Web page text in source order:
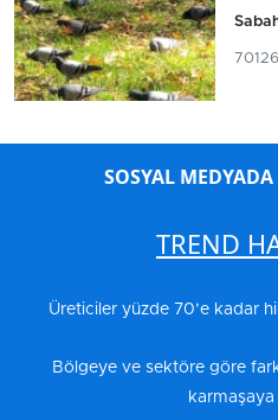
SOSYAL
TREND
Üreticiler yüzde 70’e kadar
Bölgeye ve sektöre göre